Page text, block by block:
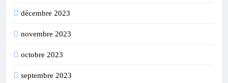
décembre 2023
novembre 2023
octobre 2023
septembre 2023